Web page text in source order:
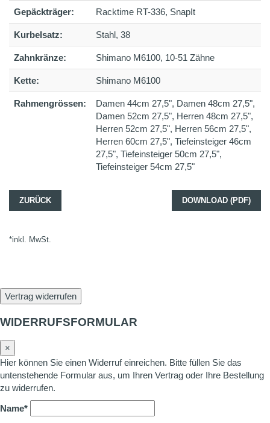
Gepäckträger: Racktime RT-336, SnapIt
Kurbelsatz: Stahl, 38
Zahnkränze: Shimano M6100, 10-51 Zähne
Kette: Shimano M6100
Rahmengrössen:
Damen 44cm 27,5", Damen 48cm 27,5",
Damen 52cm 27,5", Herren 48cm 27,5",
Herren 52cm 27,5", Herren 56cm 27,5",
Herren 60cm 27,5", Tiefeinsteiger 46cm
27,5", Tiefeinsteiger 50cm 27,5",
Tiefeinsteiger 54cm 27,5"
ZURÜCK DOWNLOAD (PDF)
*inkl. MwSt.
Vertrag widerrufen
WIDERRUFSFORMULAR
×
Hier können Sie einen Widerruf einreichen. Bitte füllen Sie das
untenstehende Formular aus, um Ihren Vertrag oder Ihre Bestellung
zu widerrufen.
Name*